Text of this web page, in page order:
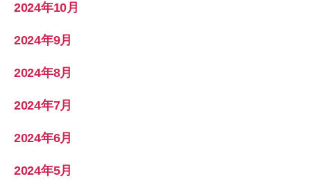
2024年10月
2024年9月
2024年8月
2024年7月
2024年6月
2024年5月